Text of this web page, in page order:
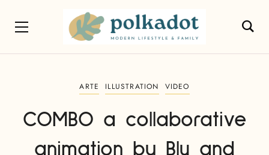
ARTE ILLUSTRATION VIDEO
COMBO a collaborative
animation by Blu and